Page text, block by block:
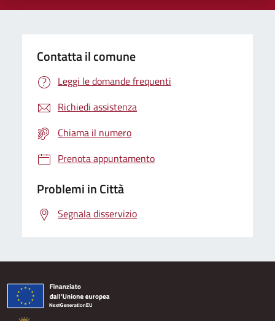
Contatta il comune
Leggi le domande frequenti
Richiedi assistenza
Chiama il numero
Prenota appuntamento
Problemi in Città
Segnala disservizio